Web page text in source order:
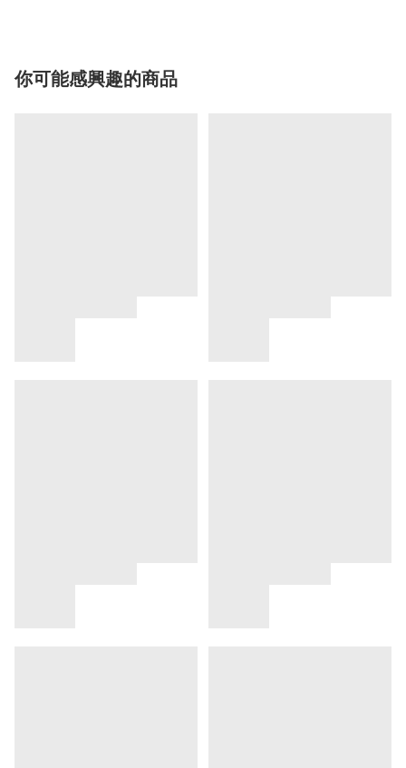
你可能感興趣的商品